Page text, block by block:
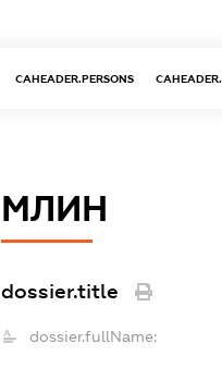
CAHEADER.PERSONS
МЛИН
dossier.title
dossier.fullName: